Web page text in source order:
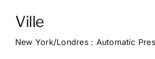
Ville
New York/Londres : Automatic